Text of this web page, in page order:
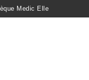
Medic Elle